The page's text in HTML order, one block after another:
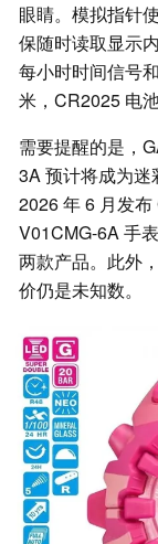
眼睛。模拟指针
保随时读取显示
每小时时间信号
米，CR2025 电
需要提醒的是，
3A 预计将成为
2026 年 6 月发
V01CMG-6A 手
两款产品。此外
价仍是未知数。